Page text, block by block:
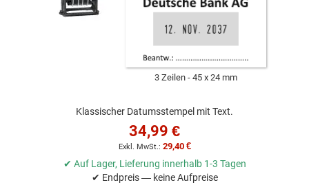
3 Zeilen 45 x 24 mm
Klassischer Datumsstempel mit Text.
34,99 €
29,40 €
✔ Auf Lager, Lieferung innerhalb 1-3 Tagen
✔ Endpreis — keine Aufpreise